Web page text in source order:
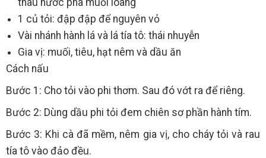
thau nước pha muối loãng
1 củ tỏi: đập đập để nguyên vỏ
Vài nhánh hành lá và lá tía tô: thái nhuyễn
Gia vị: muối, tiêu, hạt nêm và dầu ăn
Cách nấu
Bước 1: Cho tỏi vào phi thơm. Sau đó vớt ra để riêng.
Bước 2: Dùng dầu phi tỏi đem chiên sơ phần hành tím.
Bước 3: Khi cà đã mềm, nêm gia vị, cho cháy tỏi và rau
tía tô vào đảo đều.